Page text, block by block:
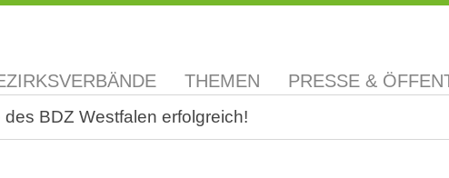
THEMEN PRESSE &
des BDZ Westfalen erfolgreich!